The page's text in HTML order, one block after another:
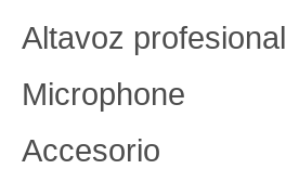
Altavoz profesional
Microphone
Accesorio